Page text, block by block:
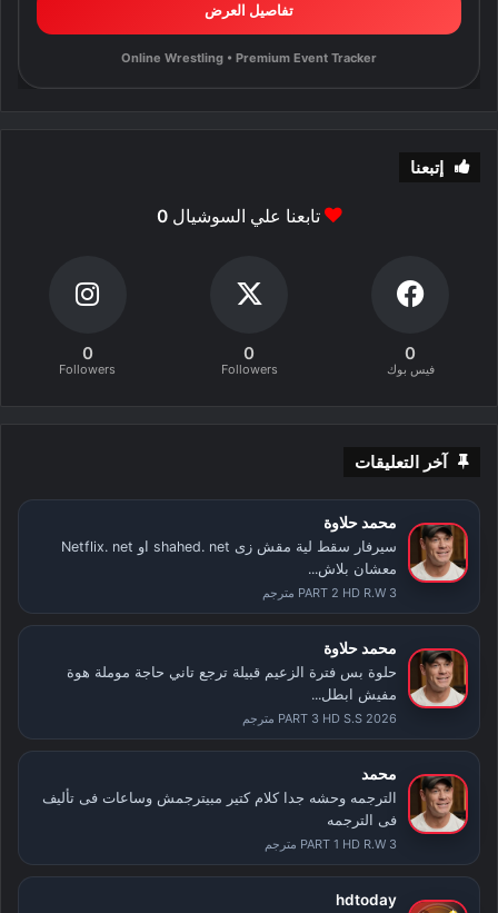
تفاصيل العرض
Online Wrestling • Premium Event Tracker
إتبعنا
تابعنا علي السوشيال0
0
فيس بوك
0
Followers
0
Followers
آخر التعليقات
محمد حلاوة
سيرفار سقط لية مقش زى shahed. net او Netflix. net
معشان بلاش...
PART 2 HD R.W 3 مترجم
محمد حلاوة
حلوة بس فترة الزعيم قبيلة ترجع تاني حاجة موملة هوة
مفيش ابطل...
PART 3 HD S.S 2026 مترجم
محمد
الترجمه وحشه جدا كلام كتير مبيترجمش وساعات فى تأليف
فى الترجمه
PART 1 HD R.W 3 مترجم
hdtoday